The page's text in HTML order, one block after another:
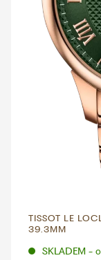
TISSOT LE
39.3MM
SKLADEM -